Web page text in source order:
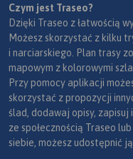
Czym jest Traseo?
Dzięki Traseo z łatwością
Możesz skorzystać z kilku
i narciarskiego. Plan trasy
mapowym z kolorowymi
Przy pomocy aplikacji
skorzystać z propozycji
ślad, dodawaj opisy,
ze społecznością Traseo
siebie, możesz udostępnić